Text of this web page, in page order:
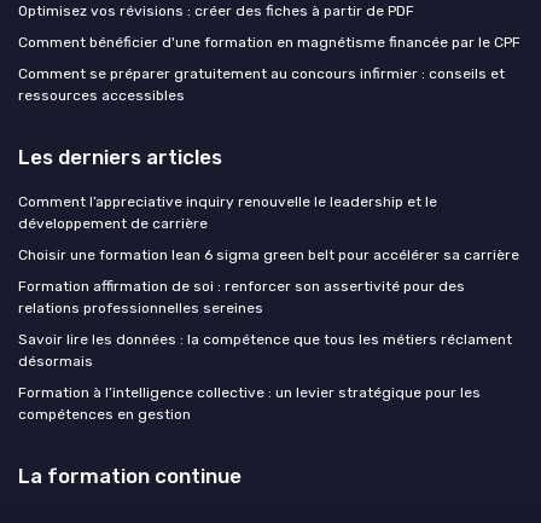
Optimisez vos révisions : créer des fiches à partir de PDF
Comment bénéficier d'une formation en magnétisme financée par le CPF
Comment se préparer gratuitement au concours infirmier : conseils et
ressources accessibles
Les derniers articles
Comment l’appreciative inquiry renouvelle le leadership et le
développement de carrière
Choisir une formation lean 6 sigma green belt pour accélérer sa carrière
Formation affirmation de soi : renforcer son assertivité pour des
relations professionnelles sereines
Savoir lire les données : la compétence que tous les métiers réclament
désormais
Formation à l’intelligence collective : un levier stratégique pour les
compétences en gestion
La formation continue